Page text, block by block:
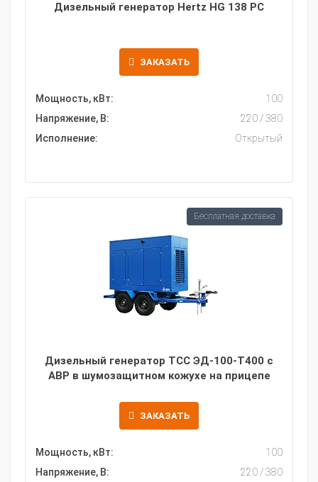
Дизельный генератор Hertz HG 138 PC
ЗАКАЗАТЬ
Мощность, кВт:
100
Напряжение, В:
220 / 380
Исполнение:
Открытый
Дизельный генератор ТСС ЭД-100-Т400 с
АВР в шумозащитном кожухе на прицепе
ЗАКАЗАТЬ
Мощность, кВт:
100
Напряжение, В:
220 / 380
Бесплатная доставка